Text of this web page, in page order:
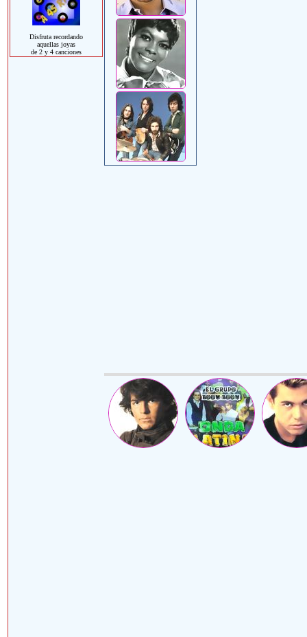
Disfruta recordando
aquellas joyas
de 2 y 4 canciones